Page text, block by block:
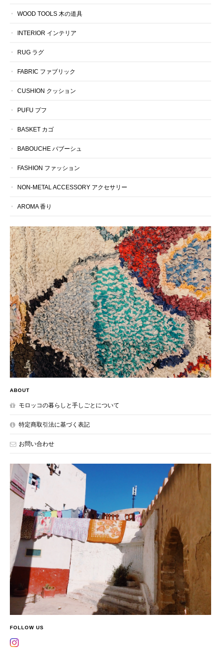
WOOD TOOLS 木の道具
INTERIOR インテリア
RUG ラグ
FABRIC ファブリック
CUSHION クッション
PUFU プフ
BASKET カゴ
BABOUCHE バブーシュ
FASHION ファッション
NON-METAL ACCESSORY アクセサリー
AROMA 香り
ABOUT
モロッコの暮らしと手しごとについて
特定商取引法に基づく表記
お問い合わせ
FOLLOW US